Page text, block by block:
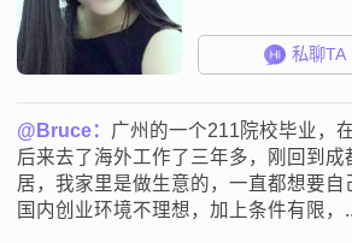
私聊TA
@Bruce： 广州的一个211院校毕业，
后来去了海外工作了三年多，刚回到成
居，我家里是做生意的，一直都想要自
国内创业环境不理想，加上条件有限，